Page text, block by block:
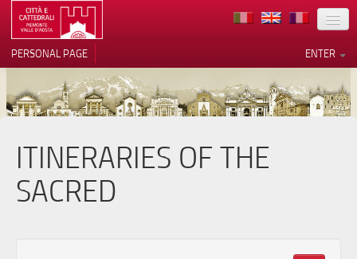
LOCATION
ARCHITECTURE
EVENTS
ENTER
PERSONAL PAGE
ITINERARIES OF THE
SACRED
Your Privacy Choices